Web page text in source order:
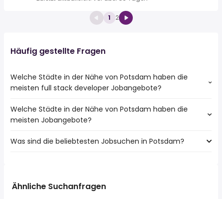
1 2
Häufig gestellte Fragen
Welche Städte in der Nähe von Potsdam haben die
meisten full stack developer Jobangebote?
Städte in der Nähe von Potsdam mit den meisten full
stack developer Jobs:
Teltow
Welche Städte in der Nähe von Potsdam haben die
meisten Jobangebote?
10 Städte in der Nähe von Potsdam mit den meisten
Teltow
Was sind die beliebtesten Jobsuchen in Potsdam?
fahrer
Ähnliche Suchanfragen